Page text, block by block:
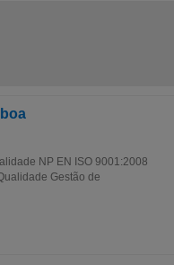
NP EN ISO 9001:2008
Gestão de